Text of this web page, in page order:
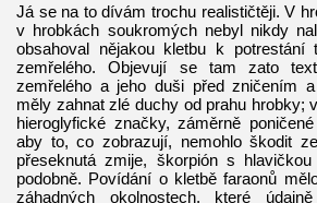
Já se na to dívám trochu realističtěji. V
v hrobkách soukromých nebyl nikdy
obsahoval nějakou kletbu k
zemřelého. Objevují se tam zato
zemřelého a jeho duši před zničením
měly zahnat zlé duchy od prahu hrobky;
hieroglyfické značky, záměrně
aby to, co zobrazují, nemohlo škodit
přeseknutá zmije, škorpión s
podobně. Povídání o kletbě faraonů
záhadných okolnostech, které